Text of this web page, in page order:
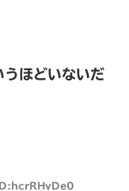
うほどいないだ